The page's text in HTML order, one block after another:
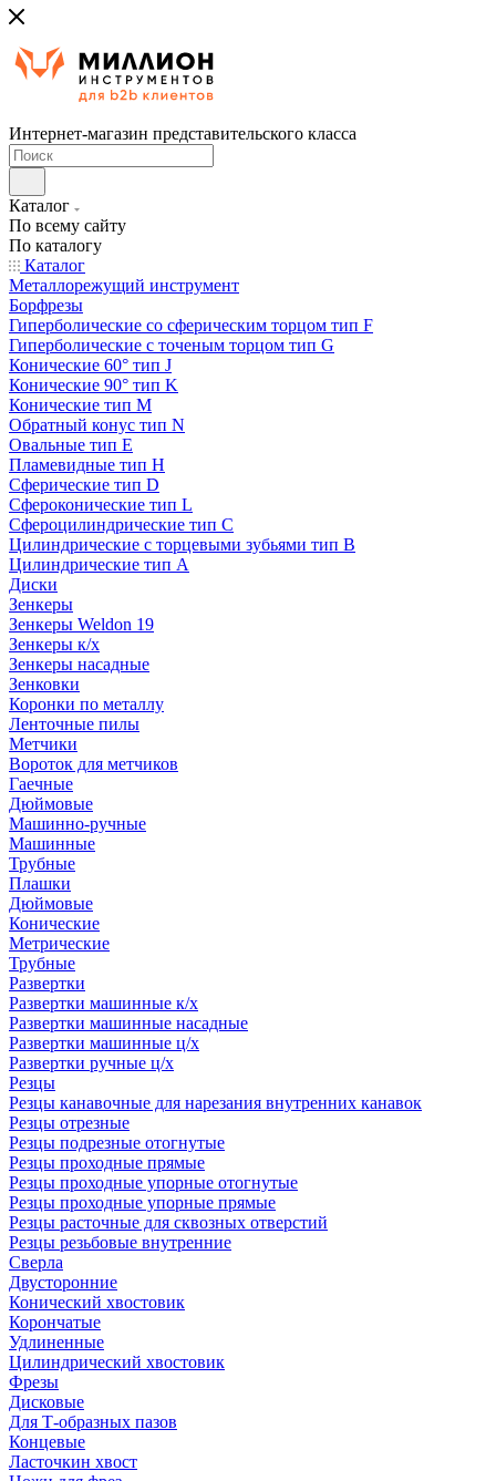
Интернет-магазин представительского класса
Каталог
По всему сайту
По каталогу
Каталог
Металлорежущий инструмент
Борфрезы
Гиперболические cо сферическим торцом тип F
Гиперболические с точеным торцом тип G
Конические 60° тип J
Конические 90° тип K
Конические тип M
Обратный конус тип N
Овальные тип E
Пламевидные тип H
Сферические тип D
Сфероконические тип L
Сфероцилиндрические тип C
Цилиндрические с торцевыми зубьями тип B
Цилиндрические тип А
Диски
Зенкеры
Зенкеры Weldon 19
Зенкеры к/х
Зенкеры насадные
Зенковки
Коронки по металлу
Ленточные пилы
Метчики
Вороток для метчиков
Гаечные
Дюймовые
Машинно-ручные
Машинные
Трубные
Плашки
Дюймовые
Конические
Метрические
Трубные
Развертки
Развертки машинные к/х
Развертки машинные насадные
Развертки машинные ц/х
Развертки ручные ц/х
Резцы
Резцы канавочные для нарезания внутренних канавок
Резцы отрезные
Резцы подрезные отогнутые
Резцы проходные прямые
Резцы проходные упорные отогнутые
Резцы проходные упорные прямые
Резцы расточные для сквозных отверстий
Резцы резьбовые внутренние
Сверла
Двусторонние
Конический хвостовик
Корончатые
Удлиненные
Цилиндрический хвостовик
Фрезы
Дисковые
Для Т-образных пазов
Концевые
Ласточкин хвост